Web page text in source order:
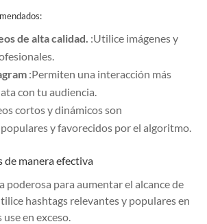
de alta calidad. :Utilice imágenes y
:Permiten una interacción más
con tu audiencia.
cortos y dinámicos son
y favorecidos por el algoritmo.
de manera efectiva
poderosa para aumentar el alcance de
hashtags relevantes y populares en
en exceso.